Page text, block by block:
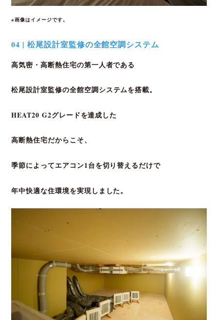
※画像はイメージです。
04 | 松尾設計室監修の全館空調システム
高気密・高断熱住宅の第一人者である
松尾設計室監修の全館空調システムを搭載。
HEAT20 G2グレードを達成した
高断熱住宅だからこそ、
季節によってエアコン1台を切り替えるだけで
年中快適な住環境を実現しました。